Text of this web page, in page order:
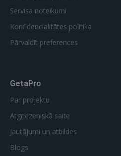
Servisa noteikumi
Konfidencialitātes politika
Pārvaldīt preferences
GetaPro
Par projektu
Atgriezeniskā saite
Jautājumi un atbildes
Blogs